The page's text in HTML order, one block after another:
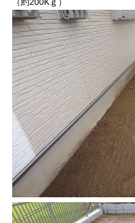
（約200Kｇ）